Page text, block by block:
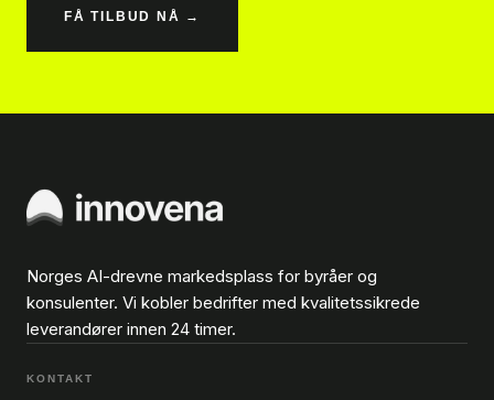
FÅ TILBUD NÅ →
Norges AI-drevne markedsplass for byråer og
konsulenter. Vi kobler bedrifter med kvalitetssikrede
leverandører innen 24 timer.
KONTAKT